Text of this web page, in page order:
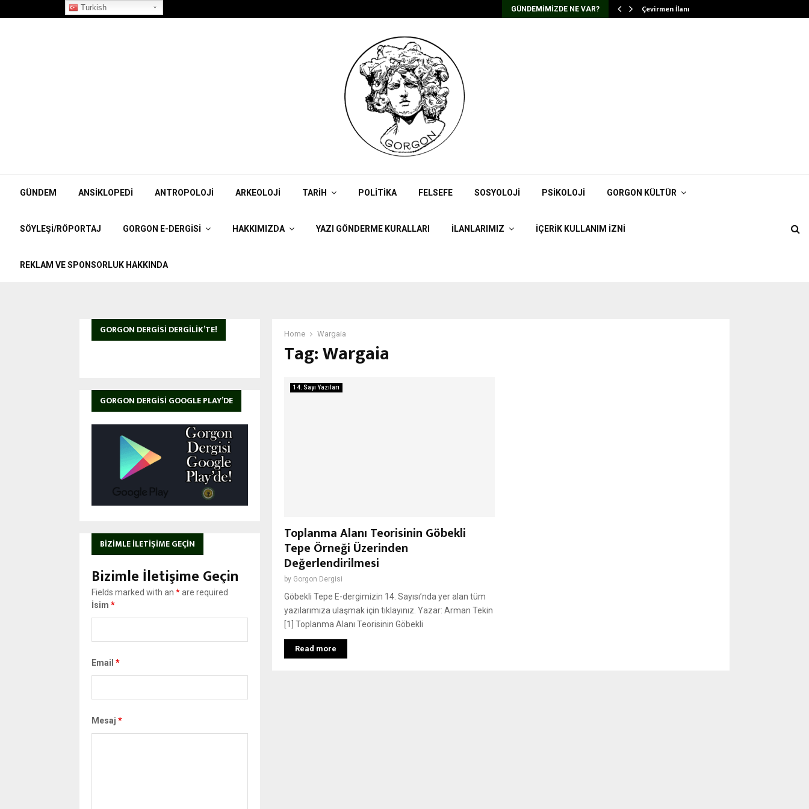
GÜNDEMIMIZDE NE VAR?
”Korpiklaani” Röportajı Çevirmen İlanı
GÜNDEM ANSIKLOPEDI ANTROPOLOJI ARKEOLOJI TARIH POLITIKA FELSEFE SOSYOLOJI PSIKOLOJI GORGON KÜLTÜR
SÖYLEŞI/RÖPORTAJ GORGON E-DERGISI HAKKIMIZDA YAZI GÖNDERME KURALLARI İLANLARIMIZ İÇERIK KULLANIM İZNI
REKLAM VE SPONSORLUK HAKKINDA
Home Wargaia
Tag:Wargaia
14. Sayı Yazıları
Toplanma Alanı Teorisinin Göbekli
Tepe Örneği Üzerinden
Değerlendirilmesi
by Gorgon Dergisi
Göbekli Tepe E-dergimizin 14. Sayısı’nda yer alan tüm
yazılarımıza ulaşmak için tıklayınız. Yazar: Arman Tekin
[1] Toplanma Alanı Teorisinin Göbekli
Read more
GORGON DERGISI DERGILIK’TE!
GORGON DERGISI GOOGLE PLAY’DE
BIZIMLE İLETIŞIME GEÇIN
Bizimle İletişime Geçin
Fields marked with an *are required
İsim *
Email *
Mesaj *
Turkish